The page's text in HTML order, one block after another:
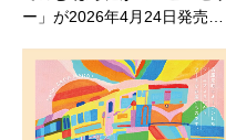
ー」が2026年4月24日発売…